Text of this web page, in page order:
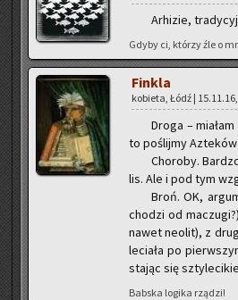
Ar­hi­zie,
Gdyby ci, któ­rzy źle o
Fin­kla
ko­bie­ta, Łódź |
Droga –
to po­ślij­my
Cho­ro­by.
lis. Ale i pod tym
Broń. OK,
cho­dzi od
nawet neo­lit), z
le­cia­ła po
sta­jąc się
Bab­ska lo­gi­ka rzą­dzi!